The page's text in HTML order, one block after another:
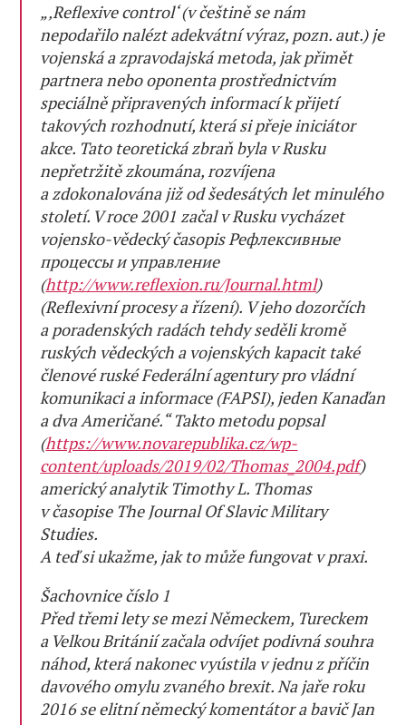
„‚Reflexive control‘ (v češtině se nám
nepodařilo nalézt adekvátní výraz, pozn. aut.) je
vojenská a zpravodajská metoda, jak přimět
partnera nebo oponenta prostřednictvím
speciálně připravených informací k přijetí
takových rozhodnutí, která si přeje iniciátor
akce. Tato teoretická zbraň byla v Rusku
nepřetržitě zkoumána, rozvíjena
a zdokonalována již od šedesátých let minulého
století. V roce 2001 začal v Rusku vycházet
vojensko-vědecký časopis Рефлексивные
процессы и управление
(http://www.reflexion.ru/Journal.html)
(Reflexivní procesy a řízení). V jeho dozorčích
a poradenských radách tehdy seděli kromě
ruských vědeckých a vojenských kapacit také
členové ruské Federální agentury pro vládní
komunikaci a informace (FAPSI), jeden Kanaďan
a dva Američané.“ Takto metodu popsal
(https://www.novarepublika.cz/wp-
content/uploads/2019/02/Thomas_2004.pdf)
americký analytik Timothy L. Thomas
v časopise The Journal Of Slavic Military
Studies.
A teď si ukažme, jak to může fungovat v praxi.
Šachovnice číslo 1
Před třemi lety se mezi Německem, Tureckem
a Velkou Británií začala odvíjet podivná souhra
náhod, která nakonec vyústila v jednu z příčin
davového omylu zvaného brexit. Na jaře roku
2016 se elitní německý komentátor a bavič Jan